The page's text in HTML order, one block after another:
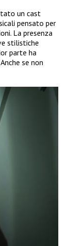
un cast
pensato per
La presenza
stilistiche
parte ha
se non